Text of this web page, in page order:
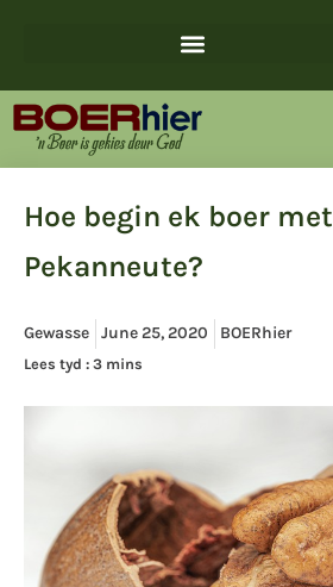
Hoe begin ek boer met
Pekanneute?
Gewasse June 25, 2020 BOERhier
Lees tyd